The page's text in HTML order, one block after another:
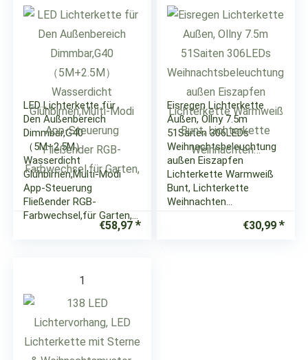
LED Lichterkette für
Den Außenbereich
Dimmbar,G40
（5M+2.5M）
Wasserdicht
Glühbirnen,Multi-Modi
App-Steuerung
Fließender RGB-
Farbwechsel,für Garten,…
€58,97
Eisregen Lichterkette
Außen, Ollny 7.5m
51Saiten 306LEDs
Weihnachtsbeleuchtung
außen Eiszapfen
Lichterkette Warmweiß
Bunt, Lichterkette
Weihnachten…
€30,99
1